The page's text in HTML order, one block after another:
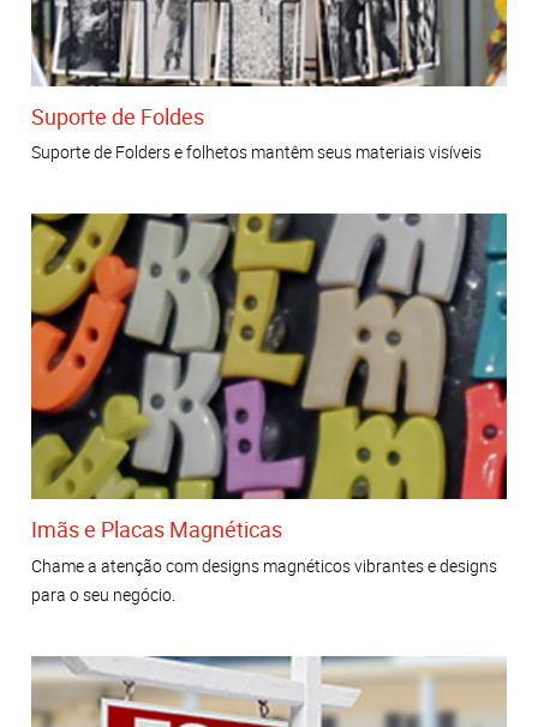
Suporte de Foldes
Suporte de Folders e folhetos mantêm seus materiais visíveis
Imãs e Placas Magnéticas
Chame a atenção com designs magnéticos vibrantes e designs
para o seu negócio.